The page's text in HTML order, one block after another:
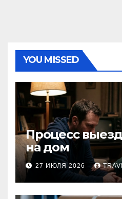
YOU MISSED
Процесс
на дом
27 ИЮЛЯ 2026